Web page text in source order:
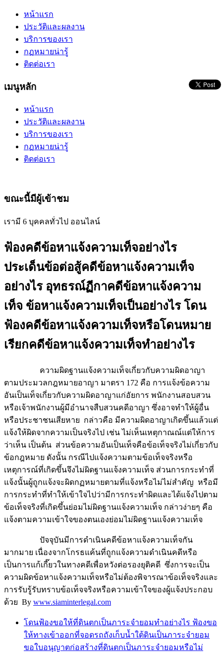
หน้าแรก
ประวัติและผลงาน
บริการของเรา
กฏหมายน่ารู้
ติดต่อเรา
เมนูหลัก
หน้าแรก
ประวัติและผลงาน
บริการของเรา
กฏหมายน่ารู้
ติดต่อเรา
ขณะนี้มีผู้เข้าชม
เรามี 6 บุคคลทั่วไป ออนไลน์
ฟ้องคดีข้อหาแจ้งความเท็จอย่างไร
ประเด็นข้อต่อสู้คดีข้อหาแจ้งความเท็จ
อย่างไร อุทธรณ์ฏีกาคดีข้อหาแจ้งความ
เท็จ ข้อหาแจ้งความเท็จเป็นอย่างไร โดน
ฟ้องคดีข้อหาแจ้งความเท็จหรือโดนหมาย
เรียกคดีข้อหาแจ้งความเท็จทำอย่างไร
ความผิดฐานแจ้งความเท็จเกี่ยวกับความผิดอาญา
ตามประมวลกฎหมายอาญา มาตรา 172 คือ การแจ้งข้อความ
อันเป็นเท็จเกี่ยวกับความผิดอาญาแก่อัยการ พนักงานสอบสวน
หรือเจ้าพนักงานผู้มีอำนาจสืบสวนคดีอาญา ซึ่งอาจทำให้ผู้อื่น
หรือประชาชนเสียหาย กล่าวคือ มีความผิดอาญาเกิดขึ้นแล้วแต่
แจ้งให้ผิดจากความเป็นจริงไป เช่น ไม่เห็นเหตุกาณณ์แต่ให้การ
ว่าเห็น เป็นต้น ส่วนข้อความอันเป็นเท็จคือข้อเท็จจริงไม่เกี่ยวกับ
ข้อกฎหมาย ดังนั้น กรณีไปแจ้งความตามข้อเท็จจริงหรือ
เหตุการณ์ที่เกิดขึ้นจึงไม่ผิดฐานแจ้งความเท็จ ส่วนการกระทำที่
แจ้งนั้นผู้ถูกแจ้งจะผิดกฏหมายตามที่แจ้งหรือไม่ไม่สำคัญ หรือมี
การกระทำที่ทำให้เข้าใจไปว่ามีการกระทำผิดและได้แจ้งไปตาม
ข้อเท็จจริงที่เกิดขึ้นย่อมไม่ผิดฐานแจ้งความเท็จ กล่าวง่ายๆ คือ
แจ้งตามความเข้าใจของตนเองย่อมไม่ผิดฐานแจ้งความเท็จ
ปัจจุบันมีการดำเนินคดีข้อหาแจ้งความเท็จกัน
มากมาย เนื่องจากโกรธแค้นที่ถูกแจ้งความดำเนินคดีหรือ
เป็นการแก้เกี๊ยวในทางคดีเพื่อหวังต่อรองยุติคดี ซึ่งการจะเป็น
ความผิดข้อหาแจ้งความเท็จหรือไม่ต้องพิจารณาข้อเท็จจริงและ
การรับรู้รับทราบข้อเท็จจริงหรือความเข้าใจของผู้แจ้งประกอบ
ด้วย By www.siaminterlegal.com
โดนฟ้องขอให้ที่ดินตกเป็นภาระจำยอมทำอย่างไร ฟ้องขอ
ให้ทางเข้าออกที่จอดรถถังเก็บน้ำใต้ดินเป็นภาระจำยอม
ขอใบอนุญาตก่อสร้างที่ดินตกเป็นภาระจำยอมหรือไม่